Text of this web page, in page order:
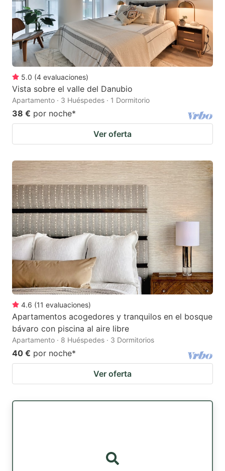
5.0 (4 evaluaciones)
Vista sobre el valle del Danubio
Apartamento · 3 Huéspedes · 1 Dormitorio
38 € por noche*
Ver oferta
4.6 (11 evaluaciones)
Apartamentos acogedores y tranquilos en el bosque
bávaro con piscina al aire libre
Apartamento · 8 Huéspedes · 3 Dormitorios
40 € por noche*
Ver oferta